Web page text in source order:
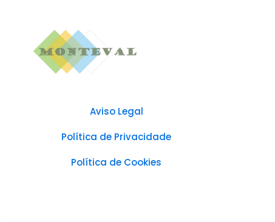
Aviso Legal
Política de Privacidade
Política de Cookies